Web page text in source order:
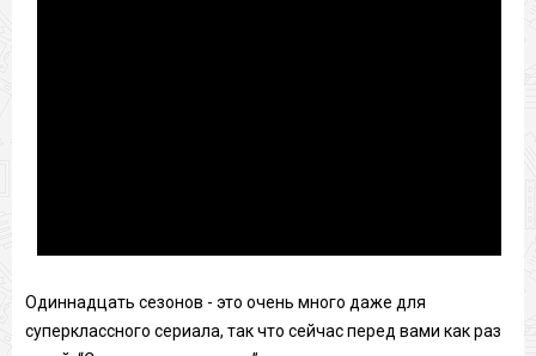
Одиннадцать сезонов - это очень много даже для
суперклассного сериала, так что сейчас перед вами как раз